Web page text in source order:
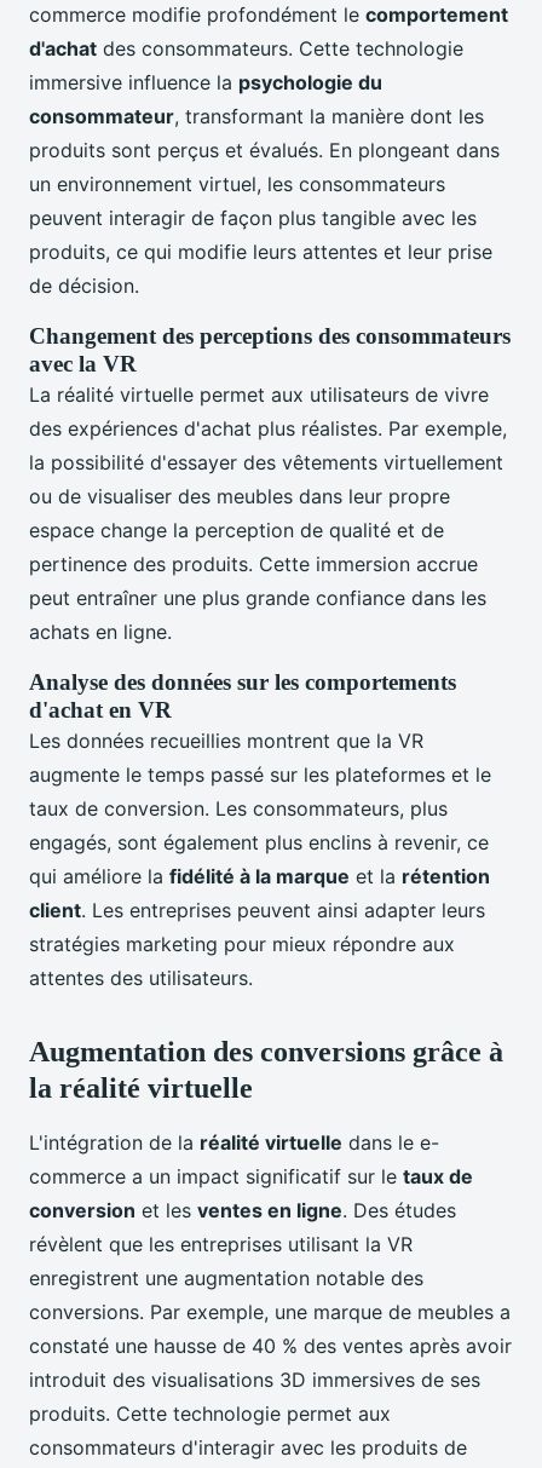
commerce modifie profondément le comportement
d'achat des consommateurs. Cette technologie
immersive influence la psychologie du
consommateur, transformant la manière dont les
produits sont perçus et évalués. En plongeant dans
un environnement virtuel, les consommateurs
peuvent interagir de façon plus tangible avec les
produits, ce qui modifie leurs attentes et leur prise
de décision.
Changement des perceptions des consommateurs
avec la VR
La réalité virtuelle permet aux utilisateurs de vivre
des expériences d'achat plus réalistes. Par exemple,
la possibilité d'essayer des vêtements virtuellement
ou de visualiser des meubles dans leur propre
espace change la perception de qualité et de
pertinence des produits. Cette immersion accrue
peut entraîner une plus grande confiance dans les
achats en ligne.
Analyse des données sur les comportements
d'achat en VR
Les données recueillies montrent que la VR
augmente le temps passé sur les plateformes et le
taux de conversion. Les consommateurs, plus
engagés, sont également plus enclins à revenir, ce
qui améliore la fidélité à la marque et la rétention
client. Les entreprises peuvent ainsi adapter leurs
stratégies marketing pour mieux répondre aux
attentes des utilisateurs.
Augmentation des conversions grâce à
la réalité virtuelle
L'intégration de la réalité virtuelle dans le e-
commerce a un impact significatif sur le taux de
conversion et les ventes en ligne. Des études
révèlent que les entreprises utilisant la VR
enregistrent une augmentation notable des
conversions. Par exemple, une marque de meubles a
constaté une hausse de 40 % des ventes après avoir
introduit des visualisations 3D immersives de ses
produits. Cette technologie permet aux
consommateurs d'interagir avec les produits de